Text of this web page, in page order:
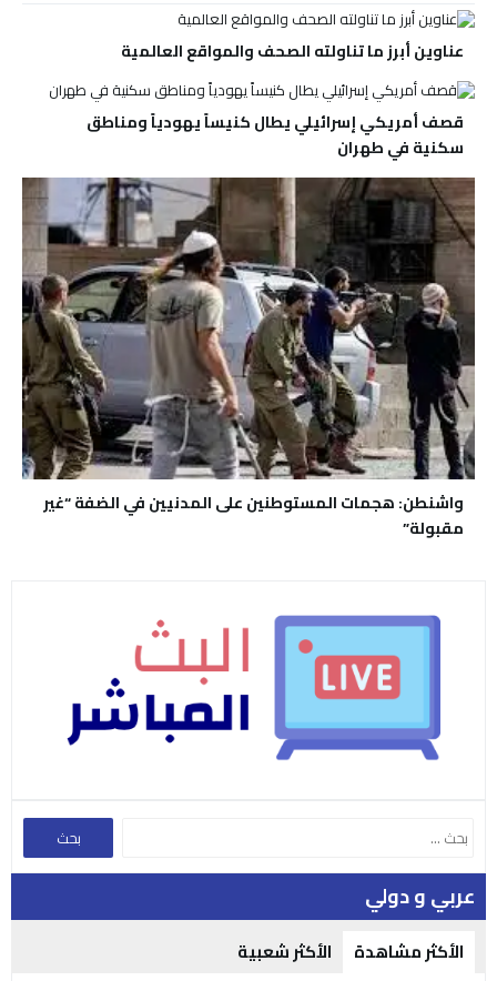
عناوين أبرز ما تناولته الصحف والمواقع العالمية
قصف أمريكي إسرائيلي يطال كنيساً يهودياً ومناطق
سكنية في طهران
واشنطن: هجمات المستوطنين على المدنيين في الضفة “غير
مقبولة”
عربي و دولي
الأكثر مشاهدة الأكثر شعبية